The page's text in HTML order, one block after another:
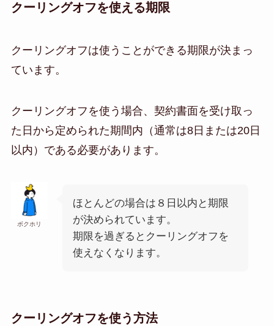
クーリングオフを使える期限
クーリングオフは使うことができる期限が決まっ
ています。
クーリングオフを使う場合、契約書面を受け取っ
た日から定められた期間内（通常は8日または20日
以内）である必要があります。
ボクホリ
ほとんどの場合は８日以内と期限
が決められています。
期限を過ぎるとクーリングオフを
使えなくなります。
クーリングオフを使う方法